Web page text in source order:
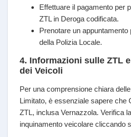
Effettuare il pagamento per
ZTL in Deroga codificata.
Prenotare un
della Polizia Locale.
4. Informazioni sulle ZTL
dei Veicoli
Per una comprensione chiara
Limitato, è essenziale sapere che
ZTL, inclusa Vernazzola. Verifica
inquinamento veicolare cliccando